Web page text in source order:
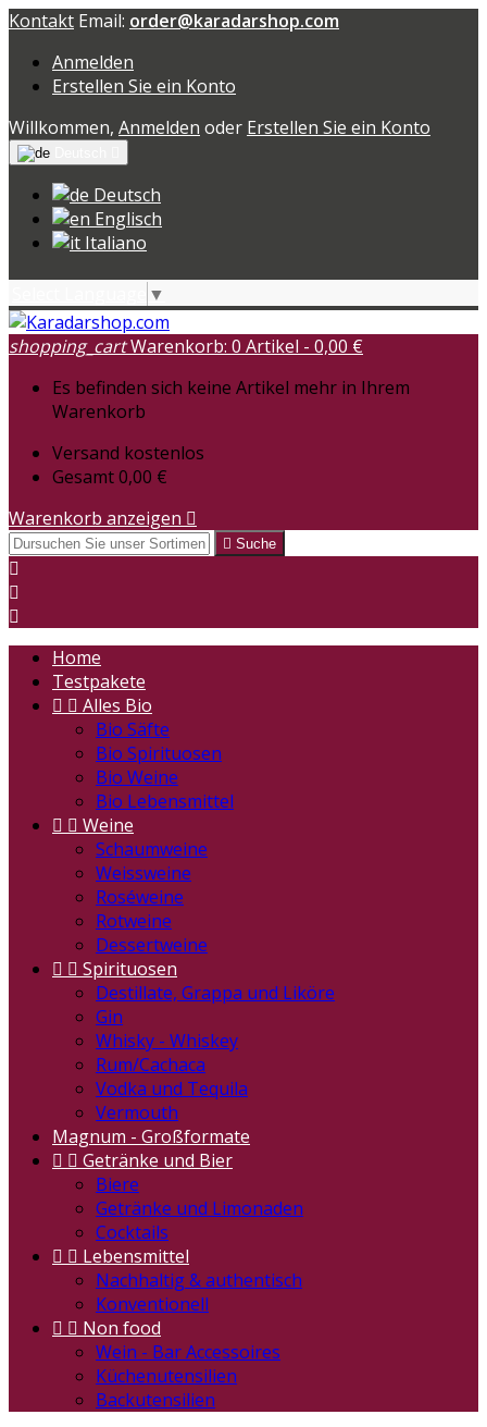
Kontakt Email: order@karadarshop.com
Anmelden
Erstellen Sie ein Konto
Willkommen, Anmelden oder Erstellen Sie ein Konto
Deutsch
Englisch
Italiano
▼
shopping_cartWarenkorb: 0 Artikel - 0,00 €
Es befinden sich keine Artikel mehr in Ihrem
Warenkorb
Versand kostenlos
Gesamt0,00 €
Warenkorb anzeigen 
 Suche



Home
Testpakete
  Alles Bio
Bio Säfte
Bio Spirituosen
Bio Weine
Bio Lebensmittel
  Weine
Schaumweine
Weissweine
Roséweine
Rotweine
Dessertweine
  Spirituosen
Destillate, Grappa und Liköre
Gin
Whisky - Whiskey
Rum/Cachaca
Vodka und Tequila
Vermouth
Magnum - Großformate
  Getränke und Bier
Biere
Getränke und Limonaden
Cocktails
  Lebensmittel
Nachhaltig & authentisch
Konventionell
  Non food
Wein - Bar Accessoires
Küchenutensilien
Backutensilien